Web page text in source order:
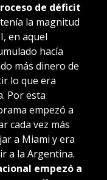
de déficit
la magnitud
en aquel
hacía
más dinero de
lo que era
Por esta
empezó a
cada vez más
a Miami y era
a la Argentina.
empezó a